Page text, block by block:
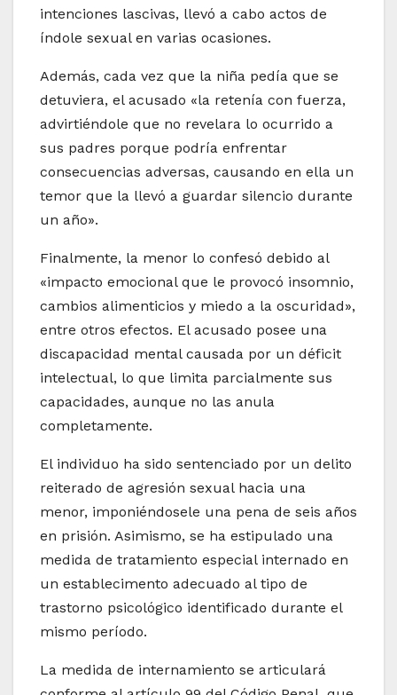
intenciones lascivas, llevó a cabo actos de
índole sexual en varias ocasiones.
Además, cada vez que la niña pedía que se
detuviera, el acusado «la retenía con fuerza,
advirtiéndole que no revelara lo ocurrido a
sus padres porque podría enfrentar
consecuencias adversas, causando en ella un
temor que la llevó a guardar silencio durante
un año».
Finalmente, la menor lo confesó debido al
«impacto emocional que le provocó insomnio,
cambios alimenticios y miedo a la oscuridad»,
entre otros efectos. El acusado posee una
discapacidad mental causada por un déficit
intelectual, lo que limita parcialmente sus
capacidades, aunque no las anula
completamente.
El individuo ha sido sentenciado por un delito
reiterado de agresión sexual hacia una
menor, imponiéndosele una pena de seis años
en prisión. Asimismo, se ha estipulado una
medida de tratamiento especial internado en
un establecimento adecuado al tipo de
trastorno psicológico identificado durante el
mismo período.
La medida de internamiento se articulará